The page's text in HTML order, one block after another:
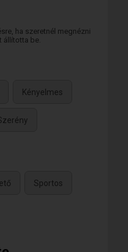
ha szeretnél megnézni
állította be.
Kényelmes
Sportos